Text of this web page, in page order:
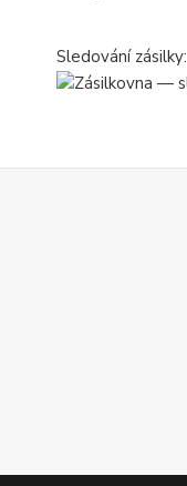
Sledování zásilky: